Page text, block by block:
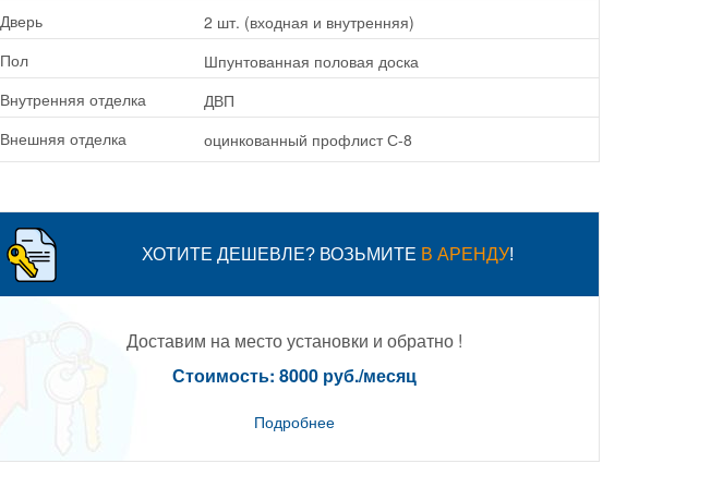
Дверь 2 шт. (входная и внутренняя)
Пол Шпунтованная половая доска
Внутренняя отделка ДВП
Внешняя отделка оцинкованный профлист С-8
ХОТИТЕ ДЕШЕВЛЕ? ВОЗЬМИТЕ В АРЕНДУ!
Доставим на место установки и обратно !
Стоимость: 8000 руб./месяц
Подробнее